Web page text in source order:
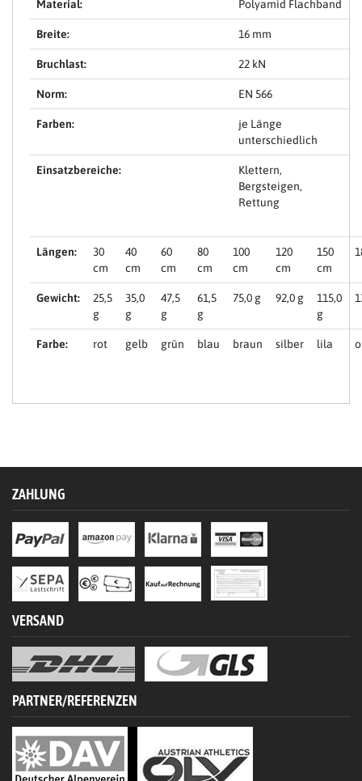
Material: Polyamid Flachband
Breite: 16 mm
Bruchlast: 22 kN
Norm: EN 566
Farben:
je Länge
unterschiedlich
Einsatzbereiche:
Klettern,
Bergsteigen,
Rettung
Längen:
30
cm
40
cm
60
cm
80
cm
100
cm
120
cm
150
cm
Gewicht:
25,5
g
35,0
g
47,5
g
61,5
g
75,0 g 92,0 g
115,0
g
Farbe: rot gelb grün blau braun silber lila
ZAHLUNG
VERSAND
PARTNER/REFERENZEN